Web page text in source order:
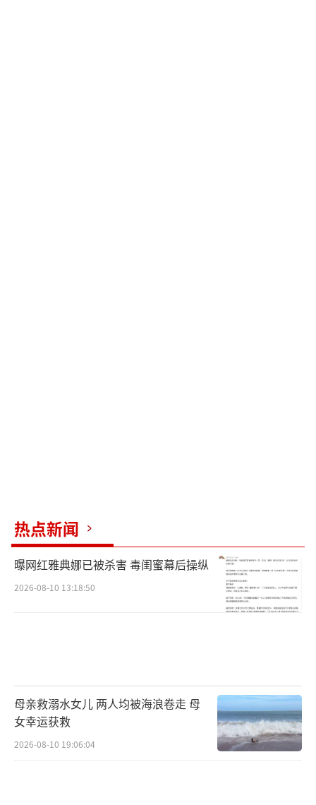
热点新闻
曝网红雅典娜已被杀害 毒闺蜜幕后操纵
2026-08-10 13:18:50
母亲救溺水女儿 两人均被海浪卷走 母
女幸运获救
2026-08-10 19:06:04